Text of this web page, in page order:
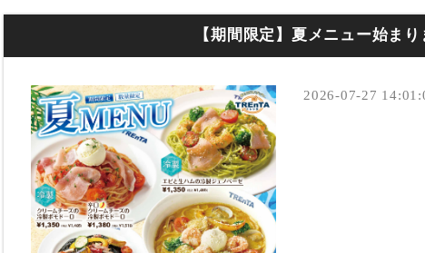
【期間限定】夏メニュー始ま
2026-07-27